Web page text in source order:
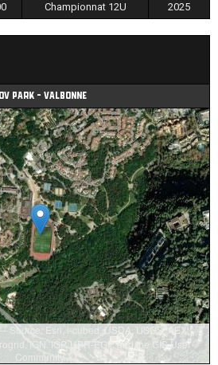
Championnat 12U 2025
park - Valbonne
Source: Esri, i-cubed, USDA, USGS, AEX,
IGN, IGP, UPR-EGP, and the GIS User
Community